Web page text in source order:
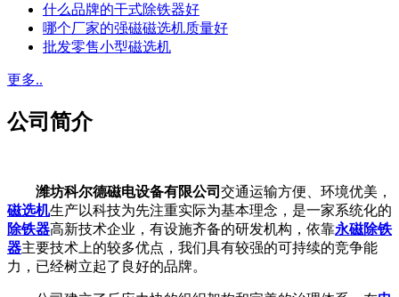
什么品牌的干式除铁器好
哪个厂家的强磁磁选机质量好
批发零售小型磁选机
更多..
公司简介
潍坊科尔德磁电设备有限公司 交通运输方便、环境优美，
磁选机生产以科技为先注重实际为基本理念，是一家系统化的
除铁器高新技术企业，有设施齐备的研发机构，依靠永磁除铁
器主要技术上的较多优点，我们具有较强的可持续的竞争能
力，已经树立起了良好的品牌。